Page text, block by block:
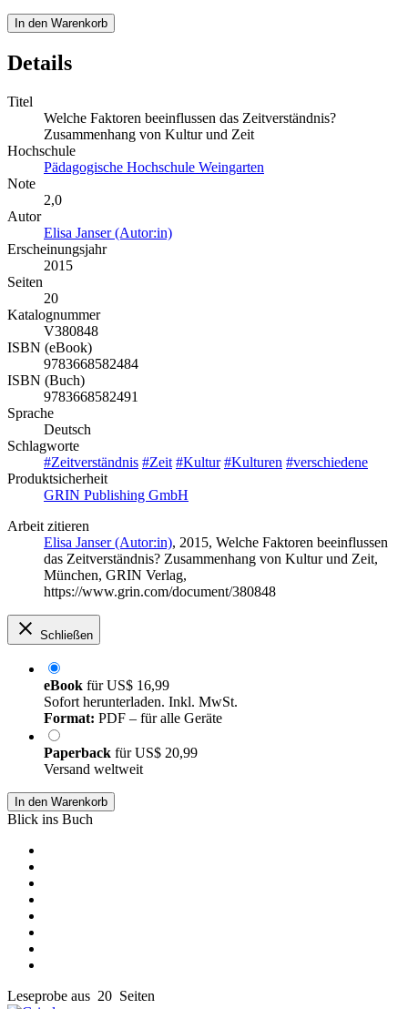
In den Warenkorb
Details
Titel
Welche Faktoren beeinflussen das Zeitverständnis?
Zusammenhang von Kultur und Zeit
Hochschule
Pädagogische Hochschule Weingarten
Note
2,0
Autor
Elisa Janser (Autor:in)
Erscheinungsjahr
2015
Seiten
20
Katalognummer
V380848
ISBN (eBook)
9783668582484
ISBN (Buch)
9783668582491
Sprache
Deutsch
Schlagworte
#Zeitverständnis #Zeit #Kultur #Kulturen #verschiedene
Produktsicherheit
GRIN Publishing GmbH
Arbeit zitieren
Elisa Janser (Autor:in), 2015, Welche Faktoren beeinflussen
das Zeitverständnis? Zusammenhang von Kultur und Zeit,
München, GRIN Verlag,
https://www.grin.com/document/380848
Schließen
eBook fürUS$ 16,99
Sofort herunterladen. Inkl. MwSt.
Format: PDF – für alle Geräte
Paperback fürUS$ 20,99
Versand weltweit
In den Warenkorb
Blick ins Buch
Leseprobe aus 20 Seiten